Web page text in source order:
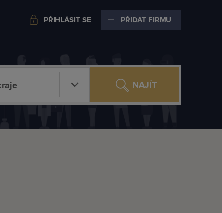
PŘIHLÁSIT SE PŘIDAT FIRMU
NAJÍT